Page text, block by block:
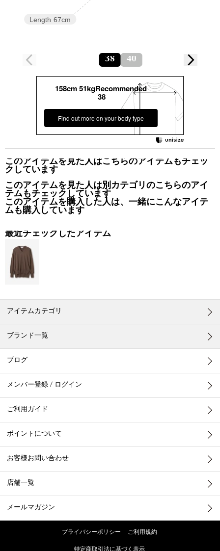
Length 67cm
38 40
158cm 51kgRecommended
38
Find out more on your body type
このアイテムを見た人はこちらのアイテムもチェッ
クしています
このアイテムを見た人は別カテゴリのこちらのアイ
テムもチェックしています
このアイテムを購入した人は、一緒にこんなアイテ
ムも購入しています
最近チェックしたアイテム
アイテムカテゴリ
ブランド一覧
ブログ
メンバー登録 / ログイン
ご利用ガイド
ポイントについて
お客様お問い合わせ
店舗一覧
メールマガジン
プライバシーポリシー
ご利用規約